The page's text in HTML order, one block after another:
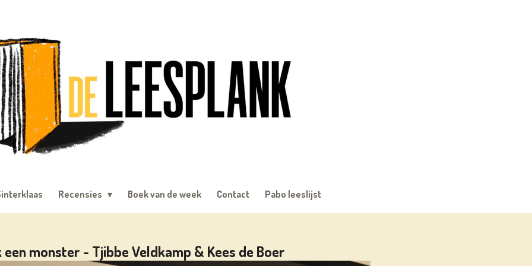
Recensies Boek van de week Contact Pabo leeslijst
monster - Tjibbe Veldkamp & Kees de Boer